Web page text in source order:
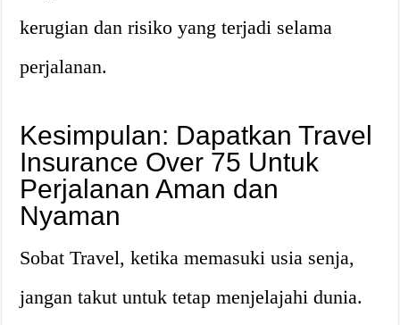
kerugian dan risiko yang terjadi selama
perjalanan.
Kesimpulan: Dapatkan Travel
Insurance Over 75 Untuk
Perjalanan Aman dan
Nyaman
Sobat Travel, ketika memasuki usia senja,
jangan takut untuk tetap menjelajahi dunia.